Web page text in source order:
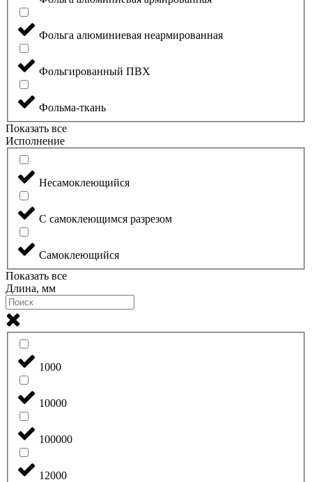
Фольга алюминиевая неармированная
Фольгированный ПВХ
Фольма-ткань
Показать все
Исполнение
Несамоклеющийся
С самоклеющимся разрезом
Самоклеющийся
Показать все
Длина, мм
1000
10000
100000
12000